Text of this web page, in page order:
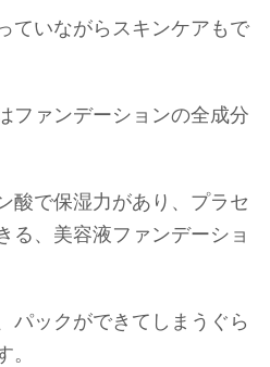
ていながらスキンケアもで
ファンデーションの全成分
酸で保湿力があり、プラセ
る、美容液ファンデーショ
パックができてしまうぐら